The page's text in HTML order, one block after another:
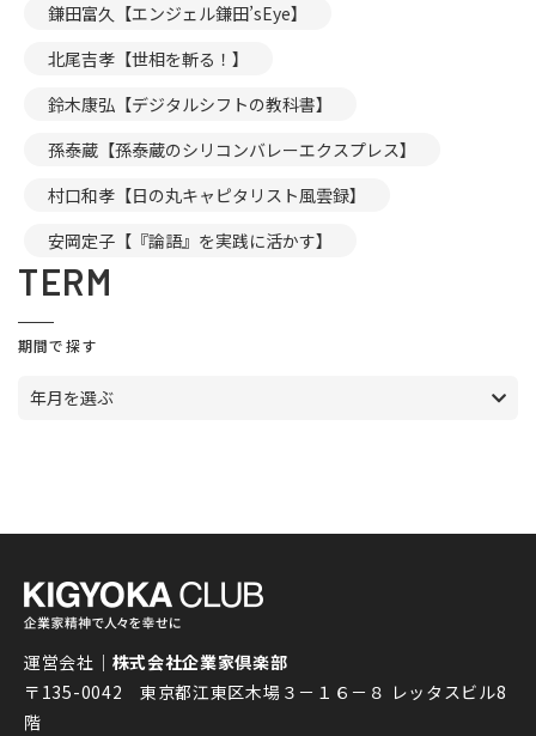
鎌田富久【エンジェル鎌田’sEye】
北尾吉孝【世相を斬る！】
鈴木康弘【デジタルシフトの教科書】
孫泰蔵【孫泰蔵のシリコンバレーエクスプレス】
村口和孝【日の丸キャピタリスト風雲録】
安岡定子【『論語』を実践に活かす】
TERM
期間で探す
年月を選ぶ
運営会社｜ 株式会社企業家倶楽部
〒135-0042 東京都江東区木場３－１６－８ レッタスビル8
階